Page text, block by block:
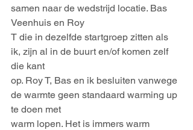
samen naar de wedstrijd locatie. Bas
Veenhuis en Roy
T die in dezelfde startgroep zitten als
ik, zijn al in de buurt en/of komen zelf
die kant
op. Roy T, Bas en ik besluiten vanwege
de warmte geen standaard warming up
te doen met
warm lopen. Het is immers warm